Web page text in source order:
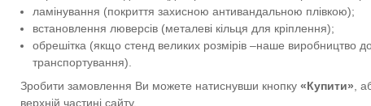
ламінування (покриття захисною антивандальною плівкою);
встановлення люверсів (металеві кільця для кріплення);
обрешітка (якщо стенд великих розмірів –наше виробництво
транспортування).
Зробити замовлення Ви можете натиснувши кнопку «Купити» ,
верхній частині сайту.